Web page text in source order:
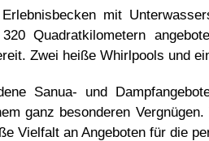
mit
Quadratkilometern
Zwei heiße Whirlpools und
Sanua- und
ganz besonderen
Vielfalt an Angeboten für die